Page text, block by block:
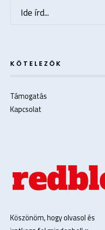
KÖTELEZŐK
Támogatás
Kapcsolat
Köszönöm, hogy olvasol és